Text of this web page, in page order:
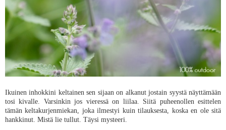
Ikuinen inhokkini keltainen sen sijaan on alkanut jostain syystä näyttämään
tosi kivalle. Varsinkin jos vieressä on liilaa. Siitä puheenollen esittelen
tämän keltakurjenmiekan, joka ilmestyi kuin tilauksesta, koska en ole sitä
hankkinut. Mistä lie tullut. Täysi mysteeri.